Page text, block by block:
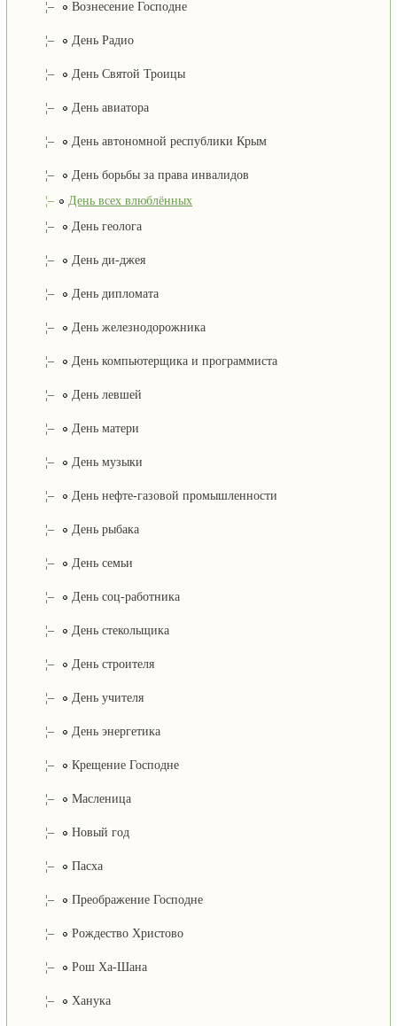
¦– Вознесение Господне
¦– День Радио
¦– День Святой Троицы
¦– День авиатора
¦– День автономной республики Крым
¦–
День борьбы за права инвалидов
¦–
День всех влюблённых
¦–
День геолога
¦– День ди-джея
¦– День дипломата
¦– День железнодорожника
¦– День компьютерщика и программиста
¦– День левшей
¦– День матери
¦– День музыки
¦– День нефте-газовой промышленности
¦– День рыбака
¦– День семьи
¦– День соц-работника
¦– День стекольщика
¦– День строителя
¦– День учителя
¦– День энергетика
¦– Крещение Господне
¦– Масленица
¦– Новый год
¦– Пасха
¦– Преображение Господне
¦– Рождество Христово
¦– Рош Ха-Шана
¦– Ханука